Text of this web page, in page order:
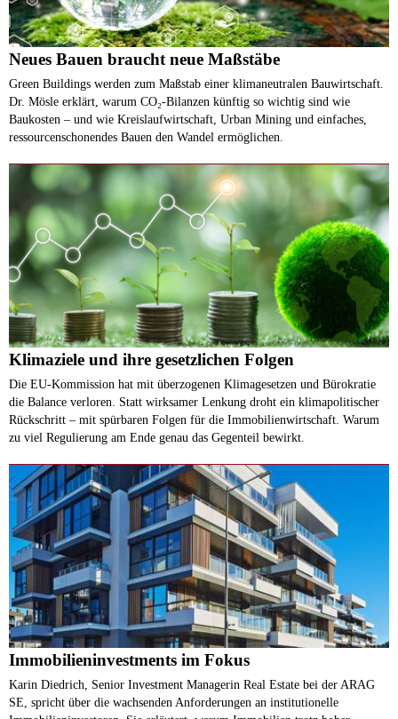
Neues Bauen braucht neue Maßstäbe
Green Buildings werden zum Maßstab einer klimaneutralen Bauwirtschaft.
Dr. Mösle erklärt, warum CO₂-Bilanzen künftig so wichtig sind wie
Baukosten – und wie Kreislaufwirtschaft, Urban Mining und einfaches,
ressourcenschonendes Bauen den Wandel ermöglichen.
Klimaziele und ihre gesetzlichen Folgen
Die EU-Kommission hat mit überzogenen Klimagesetzen und Bürokratie
die Balance verloren. Statt wirksamer Lenkung droht ein klimapolitischer
Rückschritt – mit spürbaren Folgen für die Immobilienwirtschaft. Warum
zu viel Regulierung am Ende genau das Gegenteil bewirkt.
Immobilieninvestments im Fokus
Karin Diedrich, Senior Investment Managerin Real Estate bei der ARAG
SE, spricht über die wachsenden Anforderungen an institutionelle